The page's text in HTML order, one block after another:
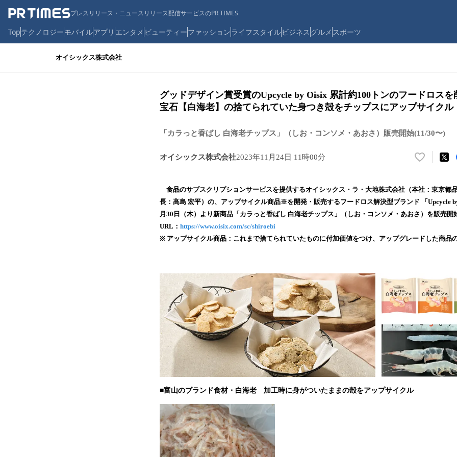
プレスリリース・ニュースリリース配信サービスのPR TIMES
Topテクノロジーモバイルアプリ エンタメ ビューティーファッションライフスタイルビジネス グルメ スポーツ
オイシックス株式会社
グッドデザイン賞受賞のUpcycle by Oisix 累計約100トンのフードロス
宝石【白海老】の捨てられていた身つき殻をチップスにアップサイクル
「カラっと香ばし 白海老チップス」（しお・コンソメ・あおさ）販売開始(11/30〜)
オイシックス株式会社2023年11月24日 11時00分
い
！
数
を
み
で
す
食品のサブスクリプションサービスを提供するオイシックス・ラ・大地株式会社（本社：東京都
長：高島 宏平）の、アップサイクル商品※を開発・販売するフードロス解決型ブランド 「Upcycle
月30日（木）より新商品「カラっと香ばし 白海老チップス」（しお・コンソメ・あおさ）を販売開
URL： https://www.oisix.com/sc/shiroebi
※ アップサイクル商品：これまで捨てられていたものに付加価値をつけ、アップグレードした商品
■富山のブランド食材・白海老 加工時に身がついたままの殻をアップサイクル